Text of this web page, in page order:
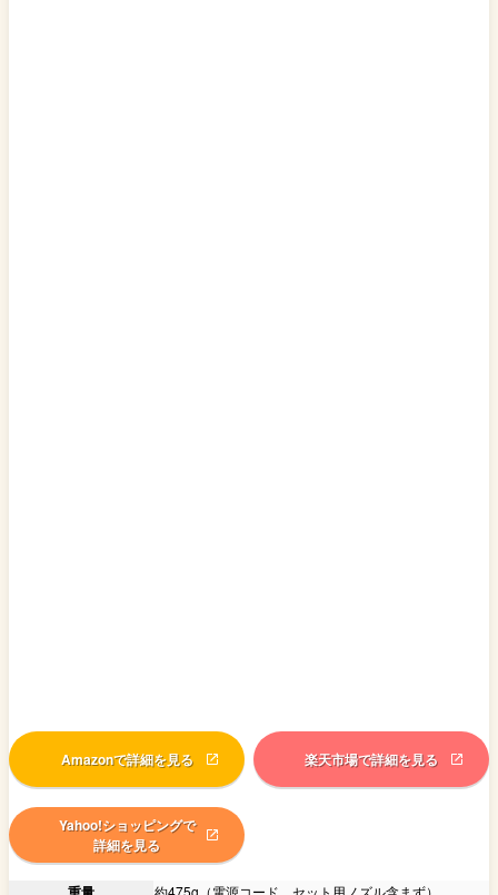
Amazonで詳細を見る 楽天市場で詳細を見る
Yahoo!ショッピングで
詳細を見る
約475g（電源コード、セット用ノズル含まず）